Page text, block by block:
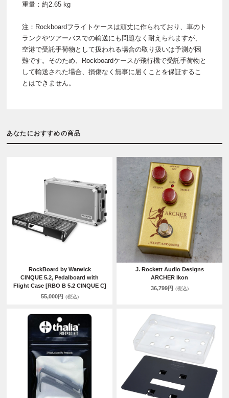
重量：約2.65 kg
注：Rockboardフライトケースは頑丈に作られており、車のト
ランクやツアーバスでの輸送にも問題なく耐えられますが、
空港で受託手荷物として扱われる場合の取り扱いは予測が困
難です。そのため、Rockboardケースが飛行機で受託手荷物と
して輸送された場合、損傷なく無事に届くことを保証するこ
とはできません。
あなたにおすすめの商品
RockBoard by Warwick
CINQUE 5.2, Pedalboard with
Flight Case [RBO B 5.2 CINQUE C]
55,000円 (税込)
J. Rockett Audio Designs
ARCHER Ikon
36,799円 (税込)